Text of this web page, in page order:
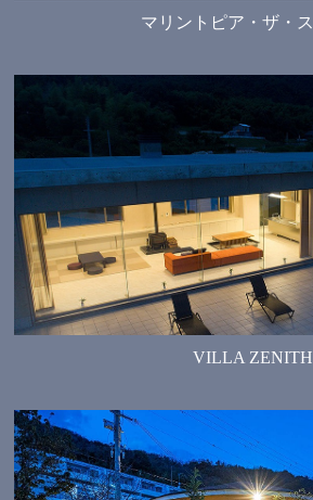
マリントピア・ザ・
VILLA ZENITH